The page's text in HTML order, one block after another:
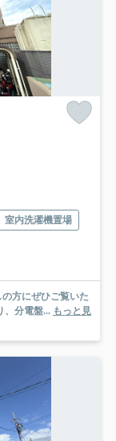
室内洗濯機置場
方にぜひご覧いた
、分電盤... もっと見